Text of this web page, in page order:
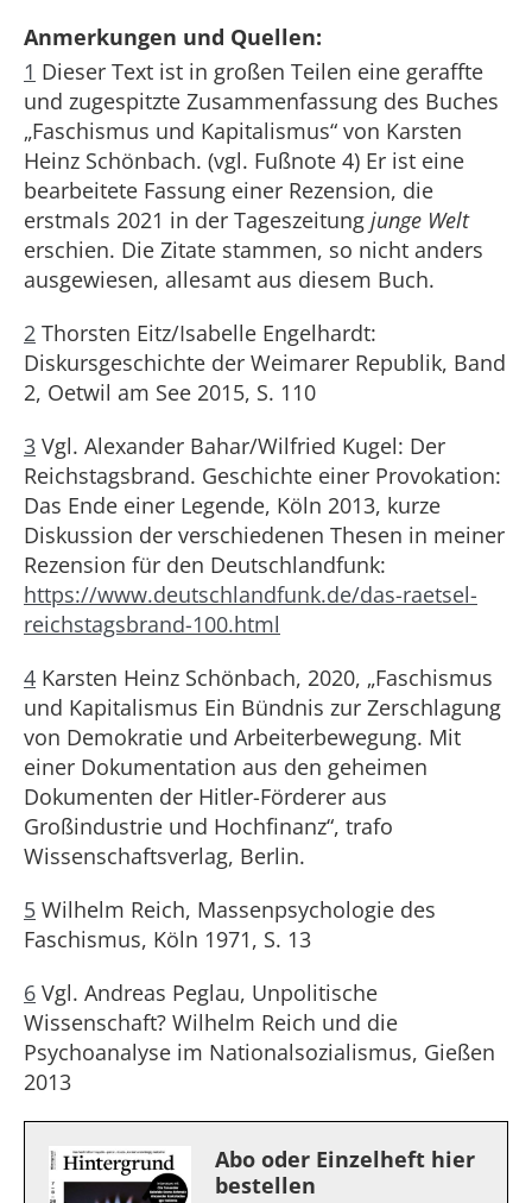
Anmerkungen und Quellen:
1 Dieser Text ist in großen Teilen eine geraffte
und zugespitzte Zusammenfassung des Buches
„Faschismus und Kapitalismus“ von Karsten
Heinz Schönbach. (vgl. Fußnote 4) Er ist eine
bearbeitete Fassung einer Rezension, die
erstmals 2021 in der Tageszeitung junge Welt
erschien. Die Zitate stammen, so nicht anders
ausgewiesen, allesamt aus diesem Buch.
2 Thorsten Eitz/Isabelle Engelhardt:
Diskursgeschichte der Weimarer Republik, Band
2, Oetwil am See 2015, S. 110
3 Vgl. Alexander Bahar/Wilfried Kugel: Der
Reichstagsbrand. Geschichte einer Provokation:
Das Ende einer Legende, Köln 2013, kurze
Diskussion der verschiedenen Thesen in meiner
Rezension für den Deutschlandfunk:
https://www.deutschlandfunk.de/das-raetsel-
reichstagsbrand-100.html
4 Karsten Heinz Schönbach, 2020, „Faschismus
und Kapitalismus Ein Bündnis zur Zerschlagung
von Demokratie und Arbeiterbewegung. Mit
einer Dokumentation aus den geheimen
Dokumenten der Hitler-Förderer aus
Großindustrie und Hochfinanz“, trafo
Wissenschaftsverlag, Berlin.
5 Wilhelm Reich, Massenpsychologie des
Faschismus, Köln 1971, S. 13
6 Vgl. Andreas Peglau, Unpolitische
Wissenschaft? Wilhelm Reich und die
Psychoanalyse im Nationalsozialismus, Gießen
2013
Abo oder Einzelheft hier
bestellen